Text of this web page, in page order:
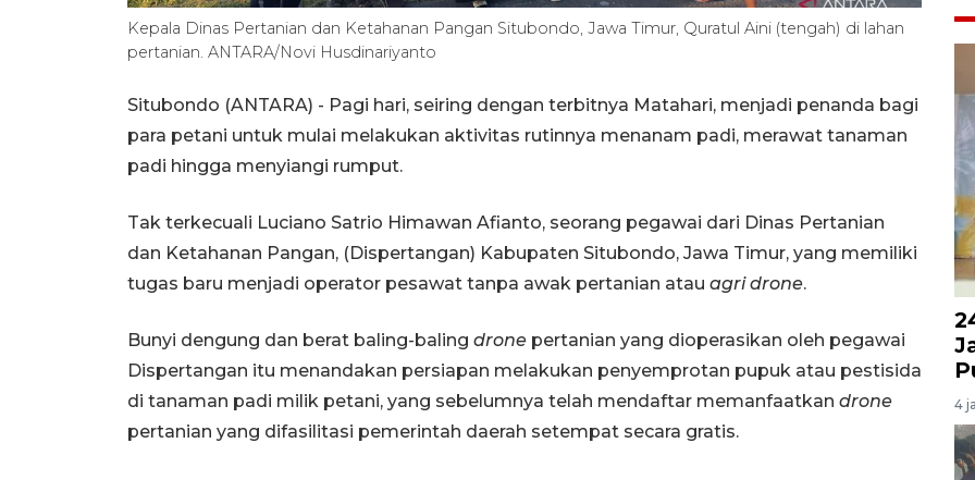
Kepala Dinas Pertanian dan Ketahanan Pangan Situbondo, Jawa Timur, Quratul Aini (tengah) di lahan
pertanian. ANTARA/Novi Husdinariyanto
Situbondo (ANTARA) - Pagi hari, seiring dengan terbitnya Matahari, menjadi penanda bagi
para petani untuk mulai melakukan aktivitas rutinnya menanam padi, merawat tanaman
padi hingga menyiangi rumput.
Tak terkecuali Luciano Satrio Himawan Afianto, seorang pegawai dari Dinas Pertanian
dan Ketahanan Pangan, (Dispertangan) Kabupaten Situbondo, Jawa Timur, yang memiliki
tugas baru menjadi operator pesawat tanpa awak pertanian atau agri drone.
Bunyi dengung dan berat baling-baling drone pertanian yang dioperasikan oleh pegawai
Dispertangan itu menandakan persiapan melakukan penyemprotan pupuk atau pestisida
di tanaman padi milik petani, yang sebelumnya telah mendaftar memanfaatkan drone
pertanian yang difasilitasi pemerintah daerah setempat secara gratis.
4